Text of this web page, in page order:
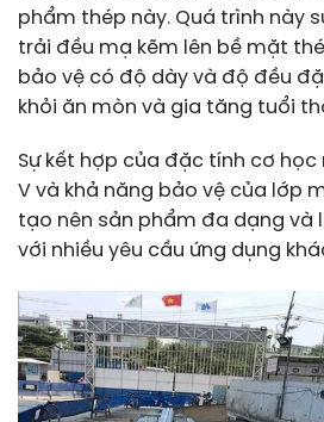
phẩm thép này. Quá trình này
trải đều mạ kẽm lên bề mặt
bảo vệ có độ dày và độ đều
khỏi ăn mòn và gia tăng tuổi
Sự kết hợp của đặc tính cơ
V và khả năng bảo vệ của lớp
tạo nên sản phẩm đa dạng và
với nhiều yêu cầu ứng dụng